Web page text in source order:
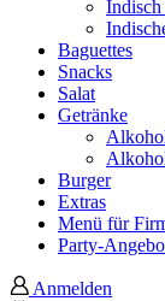
Indisch
Baguettes
Snacks
Salat
Getränke
Burger
Extras
Menü für
Party-
Anmelden